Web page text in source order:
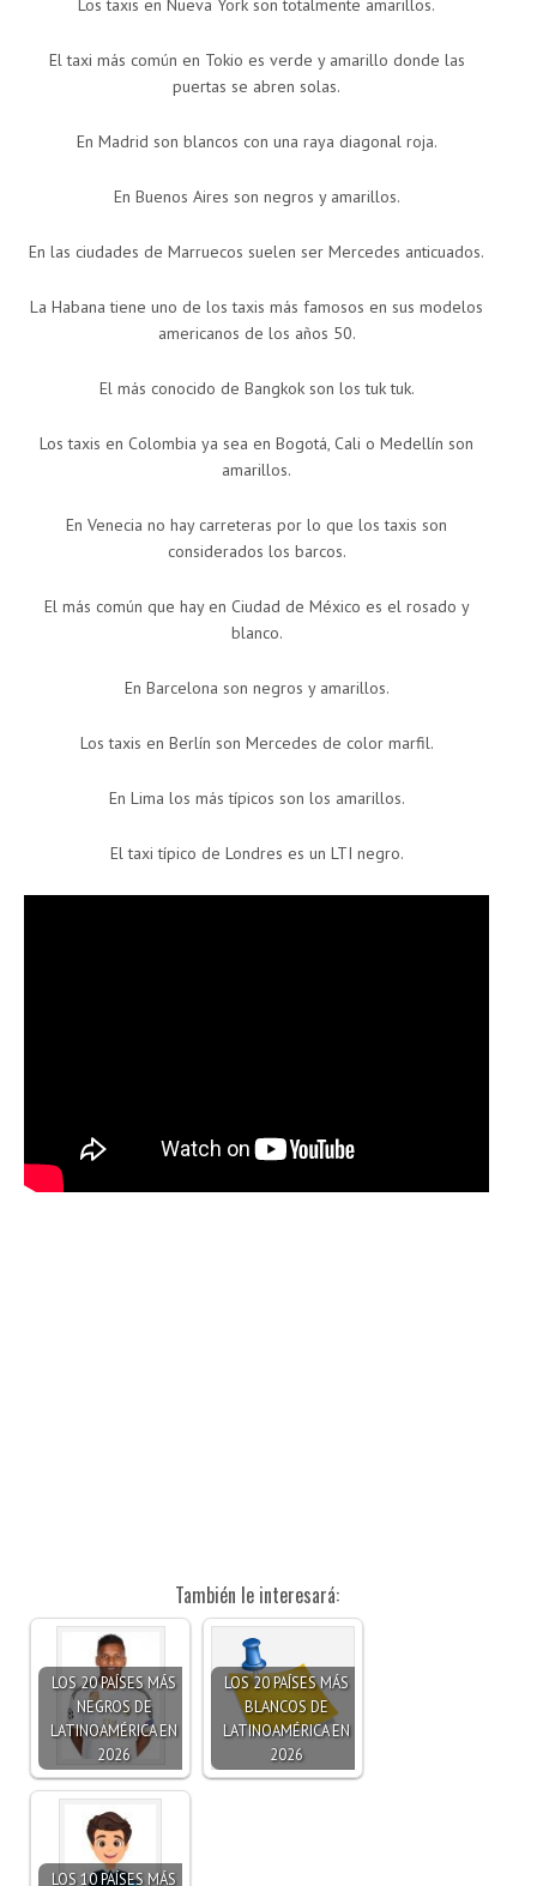
Los taxis en Nueva York son totalmente amarillos.
El taxi más común en Tokio es verde y amarillo donde las
puertas se abren solas.
En Madrid son blancos con una raya diagonal roja.
En Buenos Aires son negros y amarillos.
En las ciudades de Marruecos suelen ser Mercedes anticuados.
La Habana tiene uno de los taxis más famosos en sus modelos
americanos de los años 50.
El más conocido de Bangkok son los tuk tuk.
Los taxis en Colombia ya sea en Bogotá, Cali o Medellín son
amarillos.
En Venecia no hay carreteras por lo que los taxis son
considerados los barcos.
El más común que hay en Ciudad de México es el rosado y
blanco.
En Barcelona son negros y amarillos.
Los taxis en Berlín son Mercedes de color marfil.
En Lima los más típicos son los amarillos.
El taxi típico de Londres es un LTI negro.
También le interesará:
LOS 20 PAÍSES MÁS
NEGROS DE
LATINOAMÉRICA EN
2026
LOS 20 PAÍSES MÁS
BLANCOS DE
LATINOAMÉRICA EN
2026
LOS 10 PAÍSES MÁS